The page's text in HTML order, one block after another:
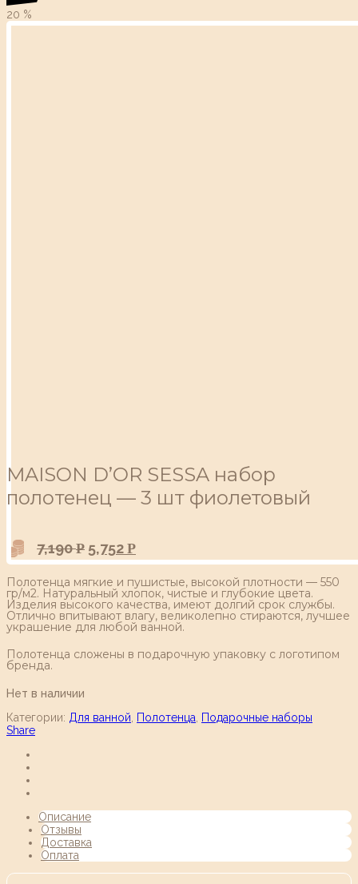
20 %
MAISON D’OR SESSA набор
полотенец — 3 шт фиолетовый
7,190Р 5,752 Р
Полотенца мягкие и пушистые, высокой плотности — 550
гр/м2. Натуральный хлопок, чистые и глубокие цвета.
Изделия высокого качества, имеют долгий срок службы.
Отлично впитывают влагу, великолепно стираются, лучшее
украшение для любой ванной.
Полотенца сложены в подарочную упаковку с логотипом
бренда.
Нет в наличии
Категории: Для ванной Полотенца
Подарочные наборы
Share
Описание
Отзывы
Доставка
Оплата